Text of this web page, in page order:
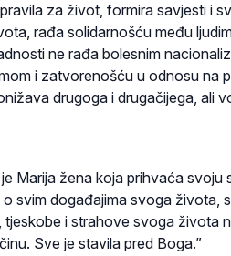
za život, formira savjesti i
rađa solidarnošću među
ne rađa bolesnim
i zatvorenošću u odnosu na
drugoga i drugačijega, ali
Marija žena koja prihvaća svoju
svim događajima svoga života,
i strahove svoga života
Sve je stavila pred Boga.”